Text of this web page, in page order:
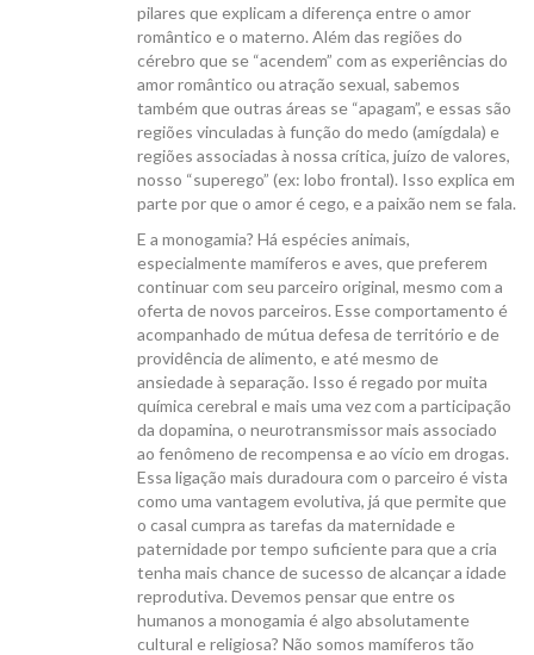
pilares que explicam a diferença entre o amor
romântico e o materno. Além das regiões do
cérebro que se “acendem” com as experiências do
amor romântico ou atração sexual, sabemos
também que outras áreas se “apagam”, e essas são
regiões vinculadas à função do medo (amígdala) e
regiões associadas à nossa crítica, juízo de valores,
nosso “superego” (ex: lobo frontal). Isso explica em
parte por que o amor é cego, e a paixão nem se fala.
E a monogamia? Há espécies animais,
especialmente mamíferos e aves, que preferem
continuar com seu parceiro original, mesmo com a
oferta de novos parceiros. Esse comportamento é
acompanhado de mútua defesa de território e de
providência de alimento, e até mesmo de
ansiedade à separação. Isso é regado por muita
química cerebral e mais uma vez com a participação
da dopamina, o neurotransmissor mais associado
ao fenômeno de recompensa e ao vício em drogas.
Essa ligação mais duradoura com o parceiro é vista
como uma vantagem evolutiva, já que permite que
o casal cumpra as tarefas da maternidade e
paternidade por tempo suficiente para que a cria
tenha mais chance de sucesso de alcançar a idade
reprodutiva. Devemos pensar que entre os
humanos a monogamia é algo absolutamente
cultural e religiosa? Não somos mamíferos tão